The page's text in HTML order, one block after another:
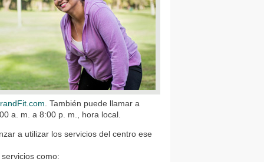
. También puede llamar a
a. m. a 8:00 p. m., hora local.
a utilizar los servicios del centro ese
como: